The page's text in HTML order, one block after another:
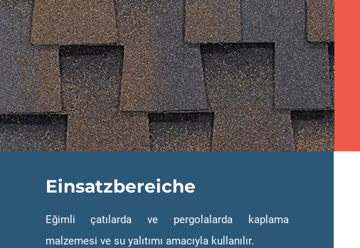
Einsatzbereiche
Eğimli çatılarda ve pergolalarda kaplama
malzemesi ve su yalıtımı amacıyla kullanılır.